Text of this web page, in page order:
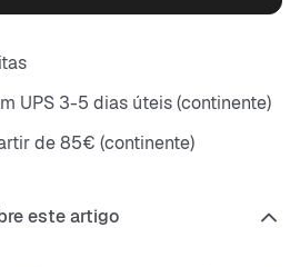
UPS 3-5 dias úteis (continente)
de 85€ (continente)
este artigo